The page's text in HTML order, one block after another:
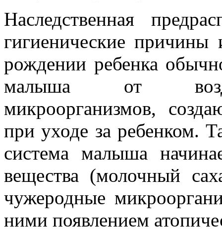
Наследственная
гигиенические
рождении ребенка
малыша от
микроорганизмов,
при уходе за ребенком.
система малыша
вещества (молочный
чужеродные
ними появлением